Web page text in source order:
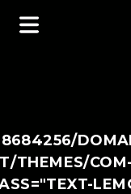
THEMES/